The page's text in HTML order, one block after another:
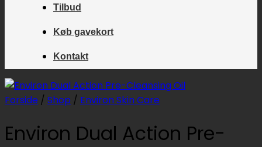
Tilbud
Køb gavekort
Kontakt
Forside / Shop / Environ Skin Care
Environ Dual Action Pre-